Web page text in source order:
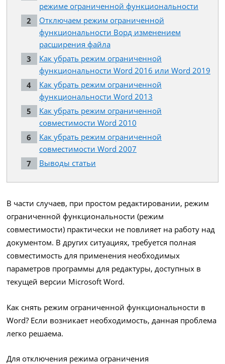
режиме ограниченной функциональности
Отключаем режим ограниченной
функциональности Ворд изменением
расширения файла
Как убрать режим ограниченной
функциональности Word 2016 или Word 2019
Как убрать режим ограниченной
функциональности Word 2013
Как убрать режим ограниченной
совместимости Word 2010
Как убрать режим ограниченной
совместимости Word 2007
Выводы статьи
В части случаев, при простом редактировании, режим
ограниченной функциональности (режим
совместимости) практически не повлияет на работу над
документом. В других ситуациях, требуется полная
совместимость для применения необходимых
параметров программы для редактуры, доступных в
текущей версии Microsoft Word.
Как снять режим ограниченной функциональности в
Word? Если возникает необходимость, данная проблема
легко решаема.
Для отключения режима ограничения